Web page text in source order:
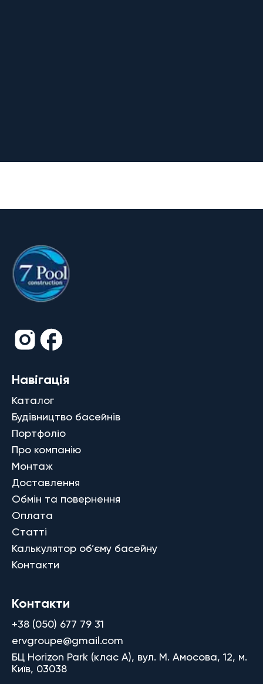
Навігація
Каталог
Будівництво басейнів
Портфоліо
Про компанію
Монтаж
Доставлення
Обмін та повернення
Оплата
Статті
Калькулятор об’єму басейну
Контакти
Контакти
+38 (050) 677 79 31
ervgroupe@gmail.com
БЦ Horizon Park (клас A), вул. М. Амосова, 12, м.
Київ, 03038